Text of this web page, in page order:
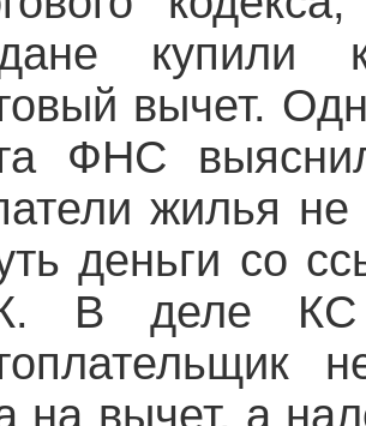
купили
вычет.
ФНС
жилья
деньги со
В деле КС
на вычет, а